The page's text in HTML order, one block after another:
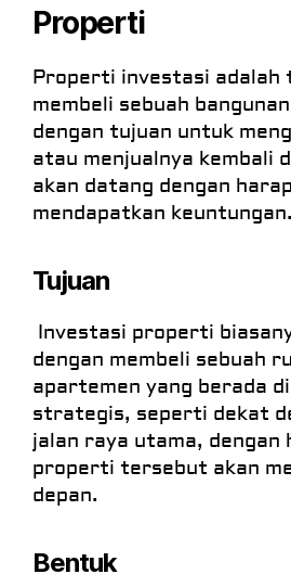
Properti
Properti investasi adalah
membeli sebuah
dengan tujuan untuk
atau menjualnya kembali
akan datang dengan
mendapatkan keuntungan.
Tujuan
Investasi properti
dengan membeli sebuah
apartemen yang berada
strategis, seperti dekat
jalan raya utama, dengan
properti tersebut akan
depan.
Bentuk